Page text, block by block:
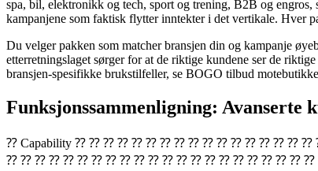
spa, bil, elektronikk og tech, sport og trening, B2B og
kampanjene som faktisk flytter inntekter i det vertikale. Hver
Du velger pakken som matcher bransjen din og kampanje
etterretningslaget sørger for at de riktige kundene ser de
bransjen-spesifikke brukstilfeller, se BOGO tilbud
Funksjonssammenligning: Avanserte
⁇ Capability ⁇ ⁇ ⁇ ⁇ ⁇ ⁇ ⁇ ⁇ ⁇ ⁇ ⁇ ⁇ ⁇ ⁇ ⁇
⁇ ⁇ ⁇ ⁇ ⁇ ⁇ ⁇ ⁇ ⁇ ⁇ ⁇ ⁇ ⁇ ⁇ ⁇ ⁇ ⁇ ⁇ ⁇ ⁇ ⁇